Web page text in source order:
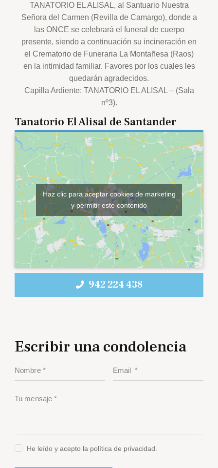
TANATORIO EL ALISAL, al Santuario Nuestra
Señora del Carmen (Revilla de Camargo), donde a
las ONCE se celebrará el funeral de cuerpo
presente, siendo a continuación su incineración en
el Crematorio de Funeraria La Montañesa (Raos)
en la intimidad familiar. Favores por los cuales les
quedarán agradecidos.
Capilla Ardiente: TANATORIO EL ALISAL – (Sala
nº3).
Tanatorio El Alisal de Santander
Haz clic para aceptar cookies de marketing
y permitir este contenido
942 224 438
Escribir una condolencia
He leído y acepto la política de privacidad.